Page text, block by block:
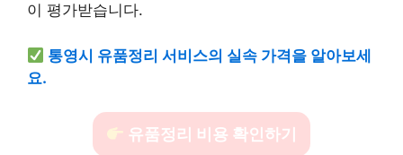
이 평가받습니다.
통영시 유품정리 서비스의 실속 가격을 알아보세
요.
유품정리 비용 확인하기